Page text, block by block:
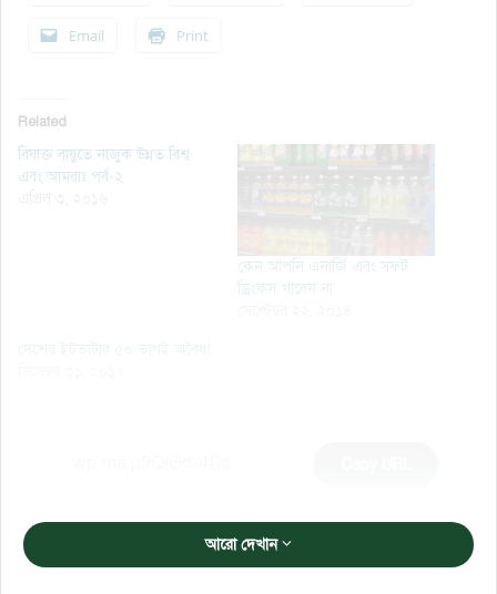
Email Print
Related
বিষাক্ত বায়ুতে নাজুক উন্নত বিশ্ব
এবং আমরাঃ পর্ব-২
কেন আপনি এনার্জি এবং সফট
ড্রিংকস খাবেন না
আরো দেখান